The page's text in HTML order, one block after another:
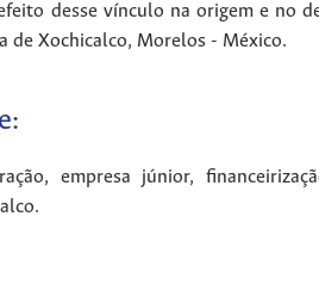
desse vínculo na origem e no
de Xochicalco, Morelos - México.
, empresa júnior,
.